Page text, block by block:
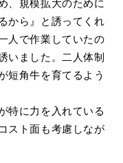
、規模拡大のために
から』と誘ってくれ
人で作業していたの
いました。二人体制
短角牛を育てるよう
特に力を入れている
スト面も考慮しなが